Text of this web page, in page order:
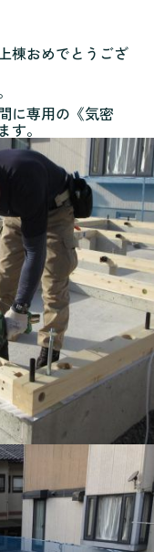
棟おめでとうござ
に専用の《気密
。